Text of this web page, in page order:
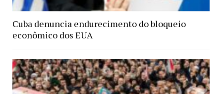
Cuba denuncia endurecimento do bloqueio
econômico dos EUA